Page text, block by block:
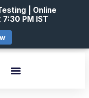
| Online
PM IST